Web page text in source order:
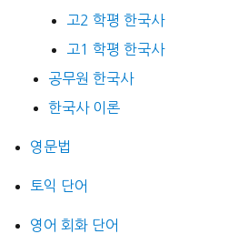
고2 학평 한국사
고1 학평 한국사
공무원 한국사
한국사 이론
영문법
토익 단어
영어 회화 단어